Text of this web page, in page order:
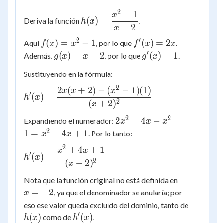
Deriva la función
h(x) =
\dfrac{x^2
- 1}{x +
h(x) =
x + 2
x2 − 1
.
Aquí f(x)
=
- 1
f(x) = x2 − 1, por lo que f'(x)
=
f′(x) = 2x.
Además, g(x)
+ 2
g(x) = x + 2, por lo que g'(x)
g′(x) = 1.
Sustituyendo en la fórmula:
h'(x) =
\dfrac{2x(x+2)
{(x+2)^2}
h′(x) =
(x + 2)2
2x(x + 2) − (x2 − 1)(1)
Expandiendo el numerador: 2x^2
+ 4x
x^2
+ 4x
+ 1
2x2 + 4x − x2 +
1 = x2 + 4x + 1 . Por lo tanto:
h'(x) =
\dfrac{x^2
{(x+2)^2}
h′(x) =
(x + 2)2
x2 + 4x + 1
Nota que la función original no está definida en
=
-2
x = −2 , ya que el denominador se anularía; por
eso ese valor queda excluido del dominio, tanto de
h(x) como de h'(x)
h′(x)